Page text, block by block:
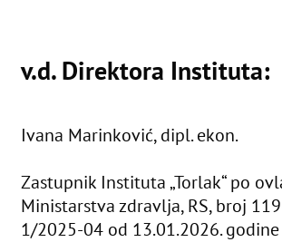
v.d. Direktora Instituta:
Ivana Marinković, dipl. ekon.
Zastupnik Instituta „Torlak“ po
Ministarstva zdravlja, RS, broj
1/2025-04 od 13.01.2026. godine